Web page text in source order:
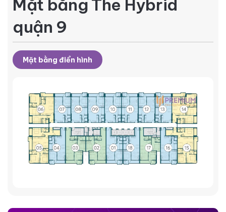
Mặt bằng The Hybrid
quận 9
Mặt bằng điển hình